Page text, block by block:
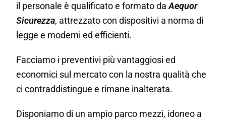
il personale è qualificato e formato daAequor
Sicurezza, attrezzato con dispositivi a norma di
legge e moderni ed efficienti.
Facciamo i preventivi più vantaggiosi ed
economici sul mercato con la nostra qualità che
ci contraddistingue e rimane inalterata.
Disponiamo di un ampio parco mezzi, idoneo a